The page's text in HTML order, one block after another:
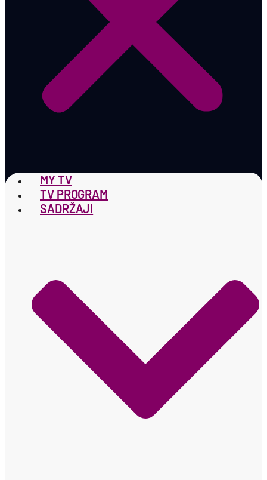
MY TV
TV PROGRAM
SADRŽAJI